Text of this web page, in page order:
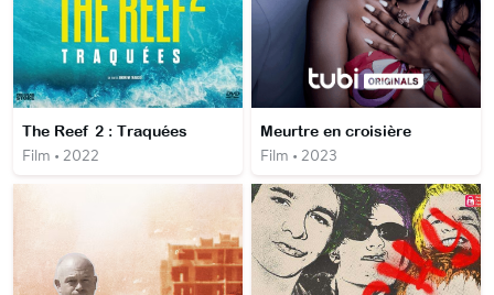
The Reef 2 : Traquées
Film • 2022
Meurtre en croisière
Film • 2023